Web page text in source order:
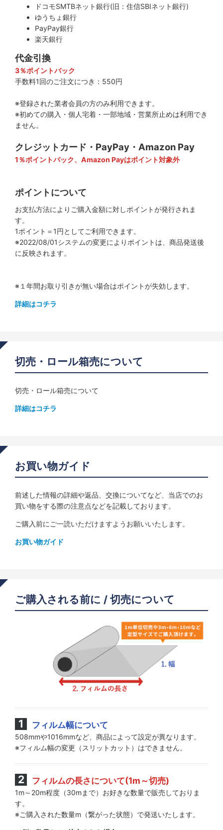
ドコモSMTBネット銀行(旧：住信SBIネット銀行)
ゆうちょ銀行
PayPay銀行
楽天銀行
代金引換
3％ポイントバック
手数料1回のご注文につき：550円
※登録された業者会員の方のみ利用できます。
※初めての購入・個人宅着・一部地域・営業所止めは利用でき
ません。
クレジットカード・PayPay・Amazon Pay
1％ポイントバック、Amazon Payはポイント対象外
ポイントについて
お支払方法によりご購入金額に対しポイントが発行されま
す。
1ポイント＝1円としてご利用できます。
※2022/08/01システムの変更によりポイントは、商品発送後
に反映されます。
※１年間お取り引きが無い場合はポイントが失効します。
詳細はコチラ
切売・ロール箱売について
切売・ロール箱売について
詳細はコチラ
お買い物ガイド
前述した情報の詳細や返品、交換についてなど、当店でのお
買い物をする際の注意点などを記載しております。
ご購入前にご一読いただけますようお願いいたします。
お買い物ガイド
ご購入される前に / 切売について
フィルム幅について
508mmや1016mmなど、商品によって設定が異なります。
※フィルム幅の変更（スリットカット）はできません。
フィルムの長さについて(1m～切売)
1m～20m程度（30mまで）お好きな数量で販売しておりま
す。
※ご購入された数量m（繋がった状態）で発送いたします。